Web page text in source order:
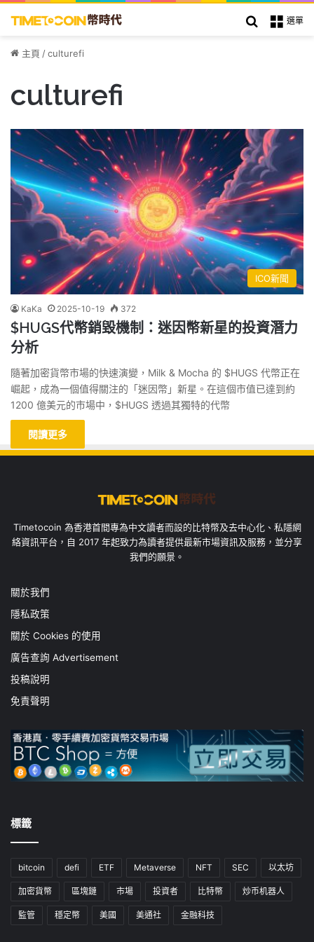
選單
搜索
主頁 /culturefi
culturefi
ICO新聞
KaKa 2025-10-19 372
$HUGS代幣銷毀機制：迷因幣新星的投資潛力
分析
隨著加密貨幣市場的快速演變，Milk & Mocha 的 $HUGS 代幣正在
崛起，成為一個值得關注的「迷因幣」新星。在這個市值已達到約
1200 億美元的市場中，$HUGS 透過其獨特的代幣
閱讀更多
Timetocoin 為香港首間專為中文讀者而設的比特幣及去中心化、私隱網
絡資訊平台，自 2017 年起致力為讀者提供最新市場資訊及服務，並分享
我們的願景。
關於我們
隱私政策
關於 Cookies 的使用
廣告查詢 Advertisement
投稿說明
免責聲明
標籤
bitcoin defi ETF Metaverse NFT SEC 以太坊
加密貨幣 區塊鏈 市場 投資者 比特幣 炒币机器人
監管 穩定幣 美國 美通社 金融科技